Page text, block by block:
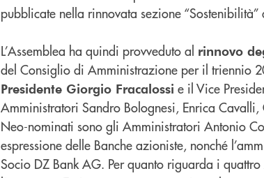
pubblicate nella rinnovata sezione “Sostenibilità”
L’Assemblea ha quindi provveduto al rinnovo
del Consiglio di Amministrazione per il triennio
Presidente Giorgio Fracalossi e il Vice
Amministratori Sandro Bolognesi, Enrica Cavalli,
Neo-nominati sono gli Amministratori Antonio
espressione delle Banche azioniste, nonché
Socio DZ Bank AG. Per quanto riguarda i